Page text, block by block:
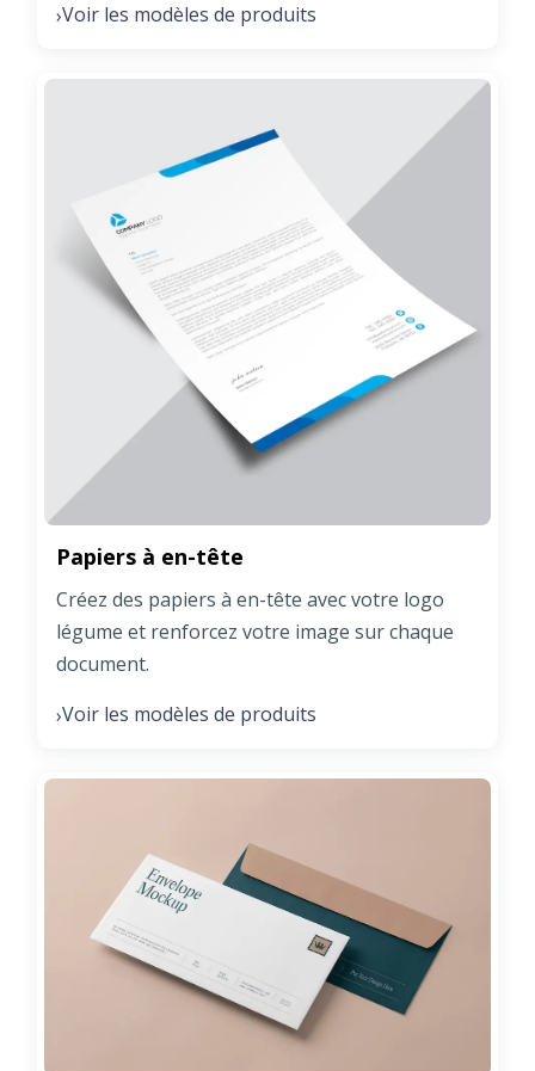
›Voir les modèles de produits
Papiers à en-tête
Créez des papiers à en-tête avec votre logo
légume et renforcez votre image sur chaque
document.
›Voir les modèles de produits